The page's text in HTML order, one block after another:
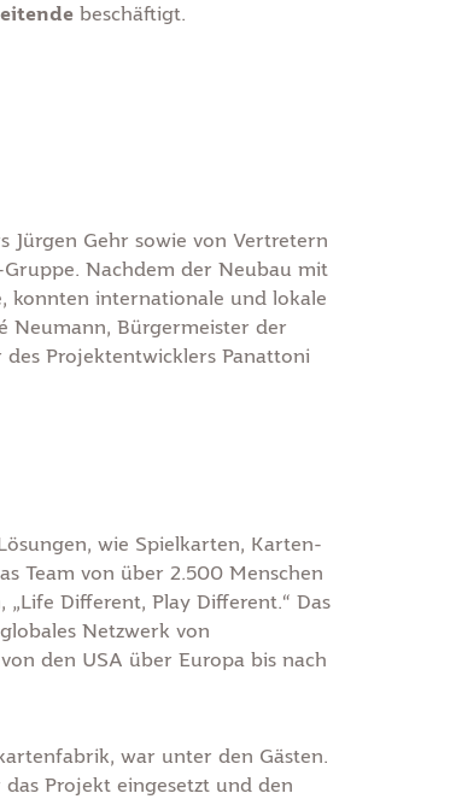
beschäftigt.
Jürgen Gehr sowie von Vertretern
Nachdem der Neubau mit
konnten internationale und lokale
Neumann, Bürgermeister der
Projektentwicklers Panattoni
wie Spielkarten, Karten-
Team von über 2.500 Menschen
Different, Play Different.“ Das
Netzwerk von
den USA über Europa bis nach
war unter den Gästen.
Projekt eingesetzt und den